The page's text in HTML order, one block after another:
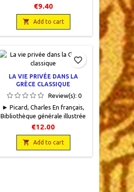
Seuil, 1995, 11 x 18, 276 pages,
broché.Neuf. 9782020131308
€9.40
 Add to cart
LA VIE PRIVÉE DANS LA
GRÈCE CLASSIQUE
Review(s): 0
► Picard, Charles En français,
Bibliothèque générale illustrée
- 16, Les Editions Rieder, 1930,
16 x 20, 108 pages, broché,
occasion. Couverture en bon
état avec de nombreuses
rousseurs tout comme le
€12.00
 Add to cart
favorite_border